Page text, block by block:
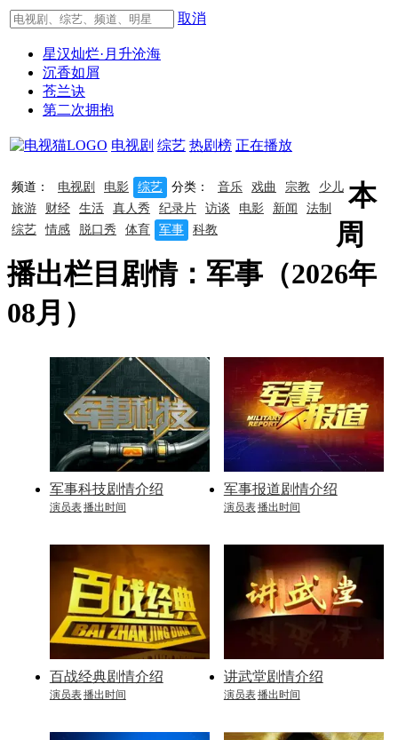
取消
星汉灿烂·月升沧海
沉香如屑
苍兰诀
第二次拥抱
电视剧 综艺 热剧榜 正在播放
频道： 电视剧 电影 综艺 分类： 音乐 戏曲 宗教
少儿
旅游
财经 生活 真人秀 纪录片 访谈 电影 新闻
法制
综艺
情感 脱口秀 体育 军事 科教
本
周
播出栏目剧情：军事（2026年
08月）
军事科技剧情介绍
演员表播出时间
军事报道剧情介绍
演员表播出时间
百战经典剧情介绍
演员表播出时间
讲武堂剧情介绍
演员表播出时间